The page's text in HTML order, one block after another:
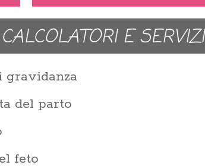
E SERVIZI
gravidanza
del parto
feto